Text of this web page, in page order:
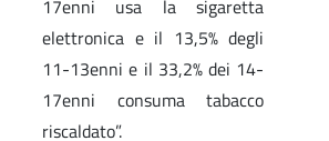
17enni usa la sigaretta
elettronica e il 13,5% degli
11-13enni e il 33,2% dei 14-
17enni consuma tabacco
riscaldato”.